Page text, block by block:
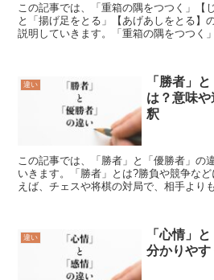
この記事では、「重箱の隅をつつく」【
と「揚げ足をとる」【あげあしをとる】
説明していきます。「重箱の隅をつつく
違い
「勝者」
は？意味
釈
この記事では、「勝者」と「優勝者」の
いきます。「勝者」とは?勝負や競争な
えば、チェスや将棋の対局で、相手より
違い
「心情」
分かりやす